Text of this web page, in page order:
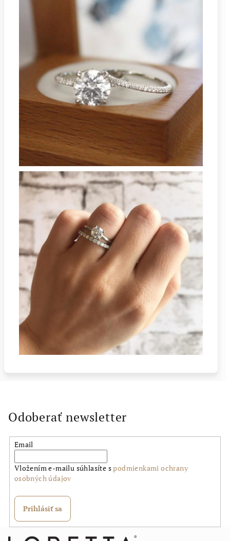
Odoberať newsletter
Email
Vložením e-mailu súhlasíte spodmienkami ochrany
osobných údajov
Prihlásiť sa